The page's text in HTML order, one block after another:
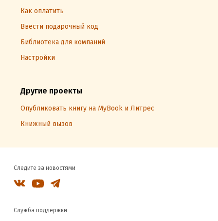
Как оплатить
Ввести подарочный код
Библиотека для компаний
Настройки
Другие проекты
Опубликовать книгу на MyBook и Литрес
Книжный вызов
Следите за новостями
Служба поддержки